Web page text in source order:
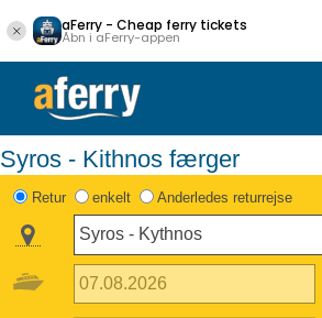
aFerry - Cheap ferry tickets
Åbn i aFerry-appen
Syros - Kithnos færger
Retur enkelt Anderledes returrejse